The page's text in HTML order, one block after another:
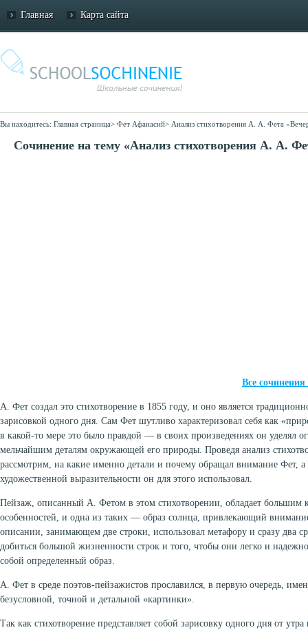
Главная Карта сайта
Вы находитесь: Главная страница> Фет Афанасий> Анализ стихотворения А. А. Фета
Сочинение на тему «Анализ стихотворения А. А.
Все
А. Фет создал это стихотворение в 1855 году, и оно является
зарисовкой одного дня. Сам Фет шутливо характеризовал себя как
в какой-то мере это было правдой — в своих произведениях он уделял
мельчайшим деталям окружающей его природы. Проведя анализ
рассмотрим, на какие именно детали и почему обращал внимание Фет, а
художественной выразительности он для этого использовал.
Пейзаж, описанный А. Фетом в этом стихотворении, обладает большим
особенностей, и одна из таких — образ солнца, привлекающий
описании, занимающем две строки, использовал метафору и сразу два
добиться большой жизненности строк и того, чтобы они легко и
собой определенный образ.
А. Фет в среде поэтов-пейзажистов прославился, в первую очередь,
безусловной, точной и детальной «картинки».
Так как стихотворение представляет собой зарисовку одного дня от